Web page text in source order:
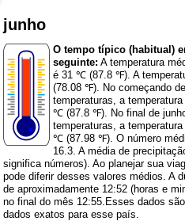
junho
O tempo típico (habitual)
seguinte: A temperatura
é 31 ℃ (87.8 ℉). A
(78.08 ℉). No começando
temperaturas, a
℃ (87.8 ℉). No final de
temperaturas, a
℃ (87.98 ℉). O número
16.3. A média de
significa números). Ao planejar sua
pode diferir desses valores médios. A
de aproximadamente 12:52 (horas e
no final do mês 12:55.Esses dados
dados exatos para esse país.